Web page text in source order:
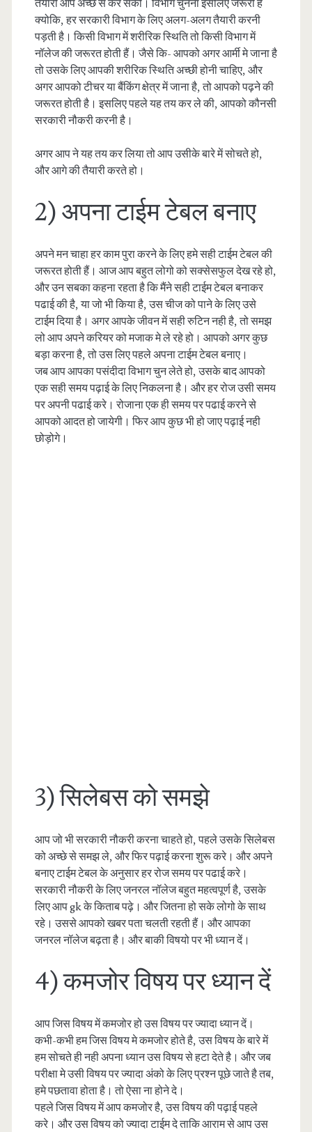
तैयारी आप अच्छे से कर सको। विभाग चुनना इसलिए जरूरी है
क्योकि, हर सरकारी विभाग के लिए अलग-अलग तैयारी करनी
पड़ती है। किसी विभाग में शरीरिक स्थिति तो किसी विभाग में
नॉलेज की जरूरत होती हैं। जैसे कि- आपको अगर आर्मी मे जाना है
तो उसके लिए आपकी शरीरिक स्थिति अच्छी होनी चाहिए, और
अगर आपको टीचर या बैंकिंग क्षेत्र में जाना है, तो आपको पढ़ने की
जरूरत होती है। इसलिए पहले यह तय कर ले की, आपको कौनसी
सरकारी नौकरी करनी है।
अगर आप ने यह तय कर लिया तो आप उसीके बारे में सोचते हो,
और आगे की तैयारी करते हो।
2) अपना टाईम टेबल बनाए
अपने मन चाहा हर काम पुरा करने के लिए हमे सही टाईम टेबल की
जरूरत होती हैं। आज आप बहुत लोगो को सक्सेसफुल देख रहे हो,
और उन सबका कहना रहता है कि मैंने सही टाईम टेबल बनाकर
पढाई की है, या जो भी किया है, उस चीज को पाने के लिए उसे
टाईम दिया है। अगर आपके जीवन में सही रुटिन नही है, तो समझ
लो आप अपने करियर को मजाक मे ले रहे हो। आपको अगर कुछ
बड़ा करना है, तो उस लिए पहले अपना टाईम टेबल बनाए।
जब आप आपका पसंदीदा विभाग चुन लेते हो, उसके बाद आपको
एक सही समय पढ़ाई के लिए निकलना है। और हर रोज उसी समय
पर अपनी पढाई करे। रोजाना एक ही समय पर पढाई करने से
आपको आदत हो जायेगी। फिर आप कुछ भी हो जाए पढ़ाई नही
छोड़ोगे।
3) सिलेबस को समझे
आप जो भी सरकारी नौकरी करना चाहते हो, पहले उसके सिलेबस
को अच्छे से समझ ले, और फिर पढ़ाई करना शुरू करे। और अपने
बनाए टाईम टेबल के अनुसार हर रोज समय पर पढाई करे।
सरकारी नौकरी के लिए जनरल नॉलेज बहुत महत्वपूर्ण है, उसके
लिए आप gk के किताब पढ़े। और जितना हो सके लोगो के साथ
रहे। उससे आपको खबर पता चलती रहती हैं। और आपका
जनरल नॉलेज बढ़ता है। और बाकी विषयो पर भी ध्यान दें।
4) कमजोर विषय पर ध्यान दें
आप जिस विषय में कमजोर हो उस विषय पर ज्यादा ध्यान दें।
कभी-कभी हम जिस विषय मे कमजोर होते है, उस विषय के बारे में
हम सोचते ही नही अपना ध्यान उस विषय से हटा देते है। और जब
परीक्षा मे उसी विषय पर ज्यादा अंको के लिए प्रश्न पूछे जाते है तब,
हमे पछतावा होता है। तो ऐसा ना होने दे।
पहले जिस विषय में आप कमजोर है, उस विषय की पढ़ाई पहले
करे। और उस विषय को ज्यादा टाईम दे ताकि आराम से आप उस